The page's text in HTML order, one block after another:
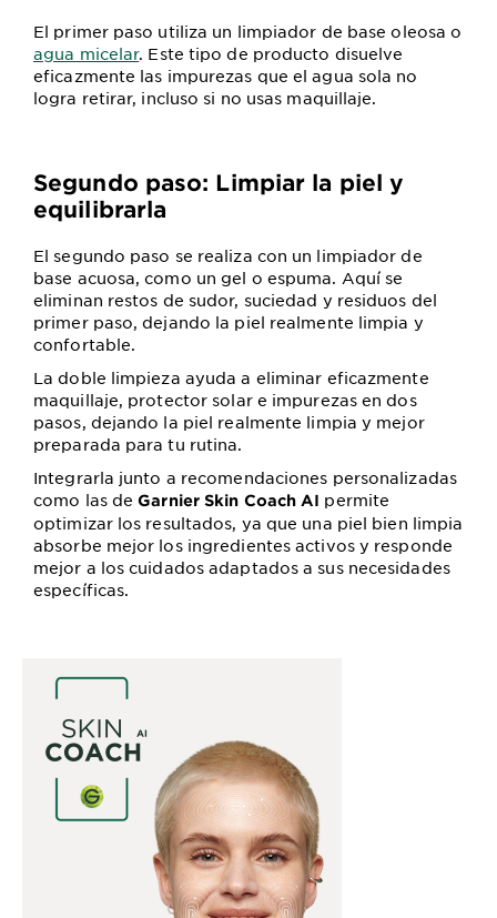
El primer paso utiliza un limpiador de base oleosa o
agua micelar. Este tipo de producto disuelve
eficazmente las impurezas que el agua sola no
logra retirar, incluso si no usas maquillaje.
Segundo paso: Limpiar la piel y
equilibrarla
El segundo paso se realiza con un limpiador de
base acuosa, como un gel o espuma. Aquí se
eliminan restos de sudor, suciedad y residuos del
primer paso, dejando la piel realmente limpia y
confortable.
La doble limpieza ayuda a eliminar eficazmente
maquillaje, protector solar e impurezas en dos
pasos, dejando la piel realmente limpia y mejor
preparada para tu rutina.
Integrarla junto a recomendaciones personalizadas
como las deGarnier Skin Coach AI permite
optimizar los resultados, ya que una piel bien limpia
absorbe mejor los ingredientes activos y responde
mejor a los cuidados adaptados a sus necesidades
específicas.